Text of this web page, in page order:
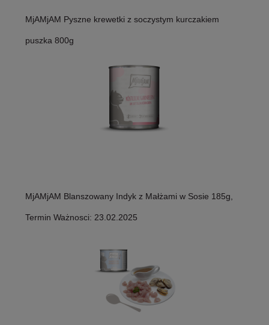
MjAMjAM Pyszne krewetki z soczystym kurczakiem
puszka 800g
MjAMjAM Blanszowany Indyk z Małżami w Sosie 185g,
Termin Ważnosci: 23.02.2025